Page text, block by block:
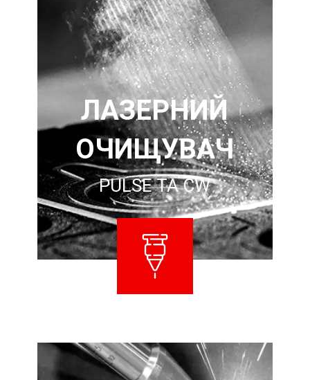
ЛАЗЕРНИЙ
ОЧИЩУВАЧ
PULSE ТА CW